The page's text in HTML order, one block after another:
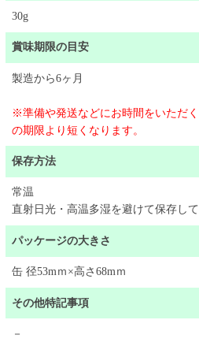
30g
賞味期限の目安
製造から6ヶ月
※準備や発送などにお時間をいただ
の期限より短くなります。
保存方法
常温
直射日光・高温多湿を避けて保存して
パッケージの大きさ
缶 径53mｍ×高さ68mｍ
その他特記事項
－